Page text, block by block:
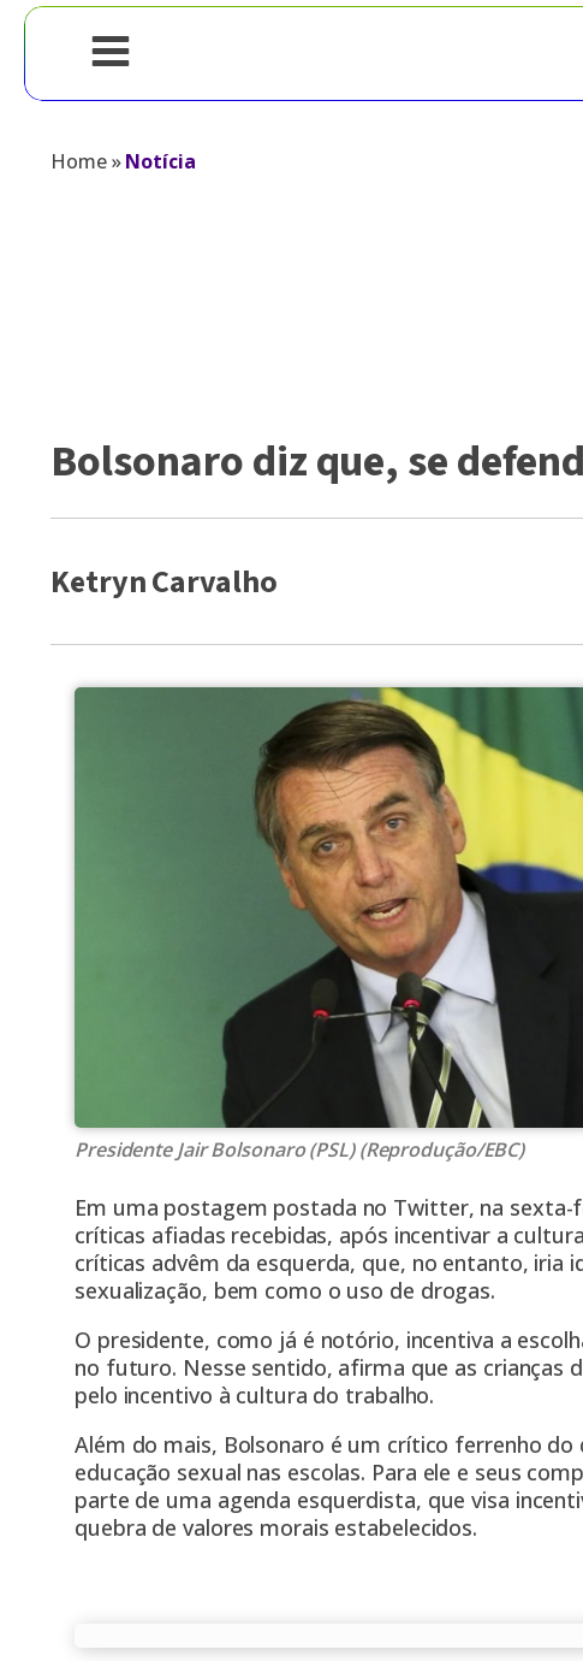
Home»Notícia
Bolsonaro diz que, se
Ketryn Carvalho
Presidente Jair Bolsonaro (PSL) (Reprodução/EBC)
Em uma postagem postada no Twitter, na
críticas afiadas recebidas, após incentivar a
críticas advêm da esquerda, que, no entanto, iria
sexualização, bem como o uso de drogas.
O presidente, como já é notório, incentiva a
no futuro. Nesse sentido, afirma que as crianças
pelo incentivo à cultura do trabalho.
Além do mais, Bolsonaro é um crítico ferrenho
educação sexual nas escolas. Para ele e seus
parte de uma agenda esquerdista, que visa
quebra de valores morais estabelecidos.